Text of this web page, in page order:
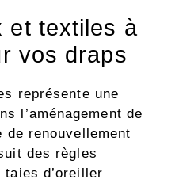
et textiles à
vos draps
représente une
l’aménagement de
renouvellement
des règles
d’oreiller